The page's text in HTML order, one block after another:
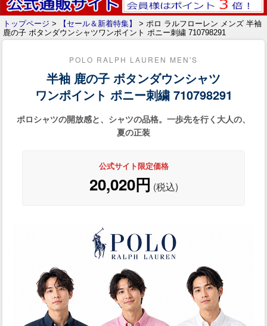
トップページ > 【セール＆新着特集】
> ポロ ラルフローレン メンズ 半袖
鹿の子 ボタンダウンシャツワンポイント ポニー刺繍 710798291
POLO RALPH LAUREN MEN'S
半袖 鹿の子 ボタンダウンシャツ
ワンポイント ポニー刺繍 710798291
ポロシャツの開放感と、シャツの品格。一歩先を行く大人の、
夏の正装
公式サイト限定価格
20,020円 (税込)